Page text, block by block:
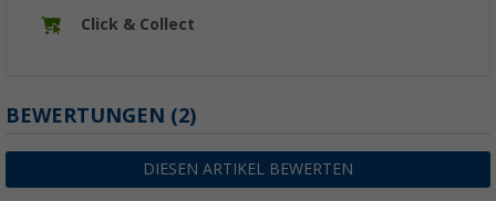
Click & Collect
BEWERTUNGEN (2)
DIESEN ARTIKEL BEWERTEN